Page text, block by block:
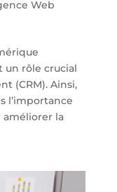
Web
un rôle crucial
(CRM). Ainsi,
l’importance
améliorer la